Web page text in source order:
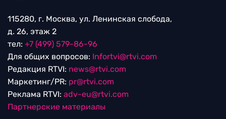
115280, г. Москва, ул. Ленинская слобода,
д. 26, этаж 2
тел: +7 (499) 579-86-96
Для общих вопросов: Infortvi@rtvi.com
Редакция RTVI: news@rtvi.com
Маркетинг/PR: pr@rtvi.com
Реклама RTVI: adv-eu@rtvi.com
Партнерские материалы